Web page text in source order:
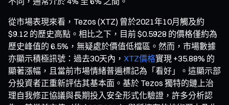
從市場表現來看，Tezos (XTZ) 曾於2021年10月觸及約
$9.12 的歷史高點。相比之下，目前 $0.5928 的價格僅約為
歷史峰值的 6.5%，無疑處於價值低檔區。然而，市場數據
亦顯示積極訊號：過去30天內， XTZ價格實現 +35.88% 的
顯著漲幅，且當前市場情緒普遍標記為「看好」。這顯示部
分投資者正重新評估其基本面。基於 Tezos 獨特的鏈上治
理自我修正協議與長期投入安全形式化驗證，許多分析認